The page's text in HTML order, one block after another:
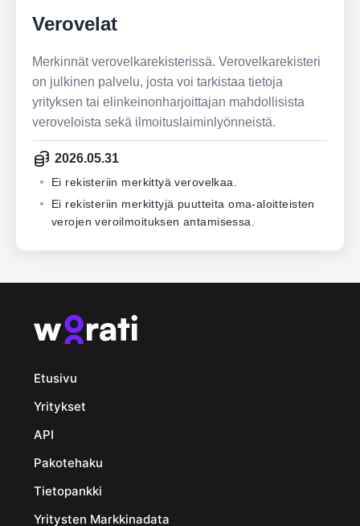
Verovelat
Merkinnät verovelkarekisterissä. Verovelkarekisteri
on julkinen palvelu, josta voi tarkistaa tietoja
yrityksen tai elinkeinonharjoittajan mahdollisista
veroveloista sekä ilmoituslaiminlyönneistä.
2026.05.31
Ei rekisteriin merkittyä verovelkaa.
Ei rekisteriin merkittyjä puutteita oma-aloitteisten
verojen veroilmoituksen antamisessa.
Etusivu
Yritykset
API
Pakotehaku
Tietopankki
Yritysten Markkinadata